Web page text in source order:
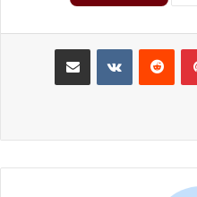
بينتيريست